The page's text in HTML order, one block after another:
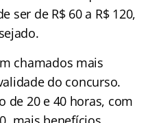
ser de R$ 60 a R$ 120,
chamados mais
do concurso.
de 20 e 40 horas, com